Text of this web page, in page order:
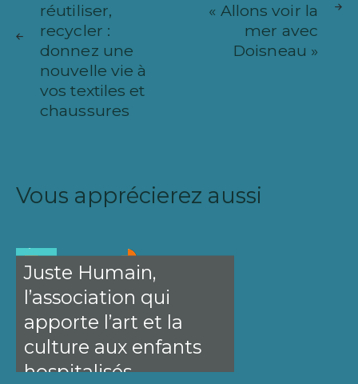
l’article
réutiliser,
recycler :
donnez une
nouvelle vie à
vos textiles et
chaussures
« Allons voir la
mer avec
Doisneau »
Vous apprécierez aussi
0
Zoom sur le
des
Francofolies
Juste Humain,
l’association qui
apporte l’art et la
culture aux enfants
hospitalisés